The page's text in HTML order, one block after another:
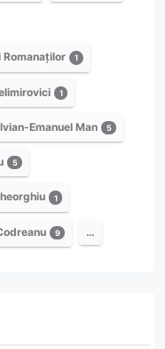
Romanaților 1
1
Emanuel Man 5
5
1
9 …